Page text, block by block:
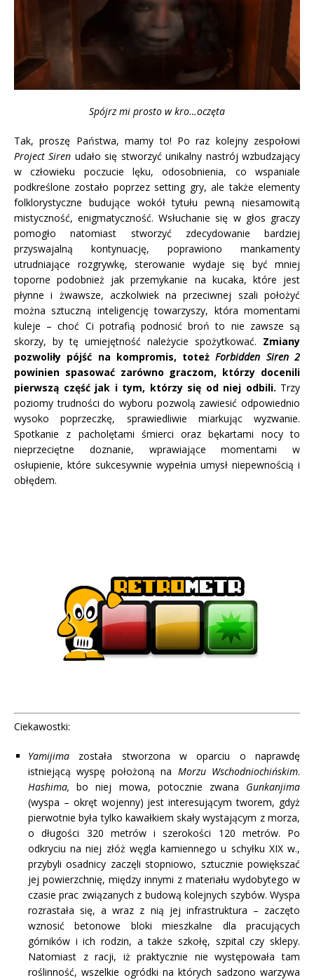
Spójrz mi prosto w kro…oczęta
Tak, proszę Państwa, mamy to! Po raz kolejny zespołowi
Project Siren udało się stworzyć unikalny nastrój wzbudzający
w człowieku poczucie lęku, odosobnienia, co wspaniale
podkreślone zostało poprzez setting gry, ale także elementy
folklorystyczne budujące wokół tytułu pewną niesamowitą
mistyczność, enigmatyczność. Wsłuchanie się w głos graczy
pomogło natomiast stworzyć zdecydowanie bardziej
przyswajalną kontynuację, poprawiono mankamenty
utrudniające rozgrywkę, sterowanie wydaje się być mniej
toporne podobnież jak przemykanie na kucaka, które jest
płynne i żwawsze, aczkolwiek na przeciwnej szali położyć
można sztuczną inteligencję towarzyszy, która momentami
kuleje – choć Ci potrafią podnosić broń to nie zawsze są
skorzy, by tę umiejętność należycie spożytkować. Zmiany
pozwoliły pójść na kompromis, toteżForbidden Siren 2
powinien spasować zarówno graczom, którzy docenili
pierwszą część jak i tym, którzy się od niej odbili. Trzy
poziomy trudności do wyboru pozwolą zawiesić odpowiednio
wysoko poprzeczkę, sprawiedliwie miarkując wyzwanie.
Spotkanie z pacholętami śmierci oraz bękartami nocy to
nieprzeciętne doznanie, wprawiające momentami w
osłupienie, które sukcesywnie wypełnia umysł niepewnością i
obłędem.
Ciekawostki:
Yamijima została stworzona w oparciu o naprawdę
istniejącą wyspę położoną na Morzu Wschodniochińskim.
Hashima,bo niej mowa, potocznie zwana Gunkanjima
(wyspa – okręt wojenny) jest interesującym tworem, gdyż
pierwotnie była tylko kawałkiem skały wystającym z morza,
o długości 320 metrów i szerokości 120 metrów. Po
odkryciu na niej złóż węgla kamiennego u schyłku XIX w.,
przybyli osadnicy zaczęli stopniowo, sztucznie powiększać
jej powierzchnię, między innymi z materiału wydobytego w
czasie prac związanych z budową kolejnych szybów. Wyspa
rozrastała się, a wraz z nią jej infrastruktura – zaczęto
wznosić betonowe bloki mieszkalne dla pracujących
górników i ich rodzin, a także szkołę, szpital czy sklepy.
Natomiast z racji, iż praktycznie nie występowała tam
roślinność, wszelkie ogródki na których sadzono warzywa